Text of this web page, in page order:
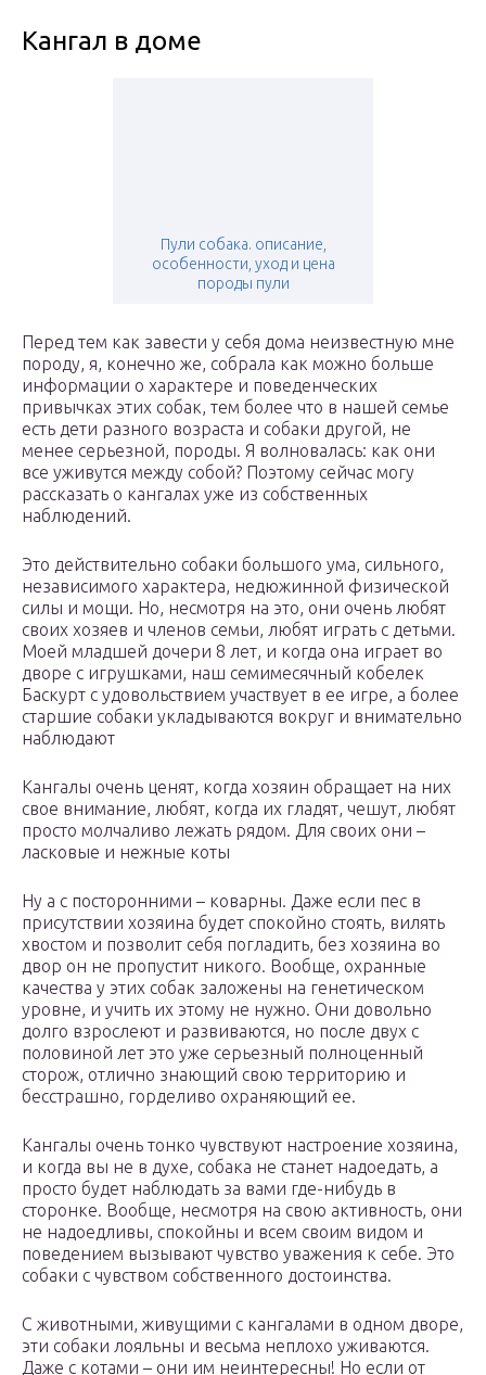
Кангал в доме
Пули собака. описание,
особенности, уход и цена
породы пули
Перед тем как завести у себя дома неизвестную мне
породу, я, конечно же, собрала как можно больше
информации о характере и поведенческих
привычках этих собак, тем более что в нашей семье
есть дети разного возраста и собаки другой, не
менее серьезной, породы. Я волновалась: как они
все уживутся между собой? Поэтому сейчас могу
рассказать о кангалах уже из собственных
наблюдений.
Это действительно собаки большого ума, сильного,
независимого характера, недюжинной физической
силы и мощи. Но, несмотря на это, они очень любят
своих хозяев и членов семьи, любят играть с детьми.
Моей младшей дочери 8 лет, и когда она играет во
дворе с игрушками, наш семимесячный кобелек
Баскурт с удовольствием участвует в ее игре, а более
старшие собаки укладываются вокруг и внимательно
наблюдают
Кангалы очень ценят, когда хозяин обращает на них
свое внимание, любят, когда их гладят, чешут, любят
просто молчаливо лежать рядом. Для своих они –
ласковые и нежные коты
Ну а с посторонними – коварны. Даже если пес в
присутствии хозяина будет спокойно стоять, вилять
хвостом и позволит себя погладить, без хозяина во
двор он не пропустит никого. Вообще, охранные
качества у этих собак заложены на генетическом
уровне, и учить их этому не нужно. Они довольно
долго взрослеют и развиваются, но после двух с
половиной лет это уже серьезный полноценный
сторож, отлично знающий свою территорию и
бесстрашно, горделиво охраняющий ее.
Кангалы очень тонко чувствуют настроение хозяина,
и когда вы не в духе, собака не станет надоедать, а
просто будет наблюдать за вами где-нибудь в
сторонке. Вообще, несмотря на свою активность, они
не надоедливы, спокойны и всем своим видом и
поведением вызывают чувство уважения к себе. Это
собаки с чувством собственного достоинства.
С животными, живущими с кангалами в одном дворе,
эти собаки лояльны и весьма неплохо уживаются.
Даже с котами – они им неинтересны! Но если от